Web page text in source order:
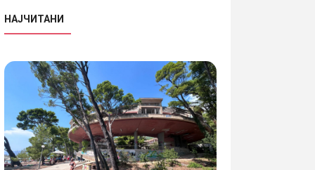
НАЈЧИТАНИ